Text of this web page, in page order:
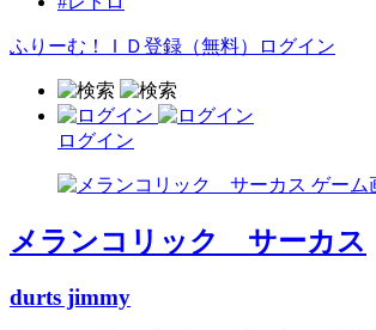
ふりーむ！ＩＤ登録（無料） ログイン
ログイン
メランコリック サーカス
durts jimmy